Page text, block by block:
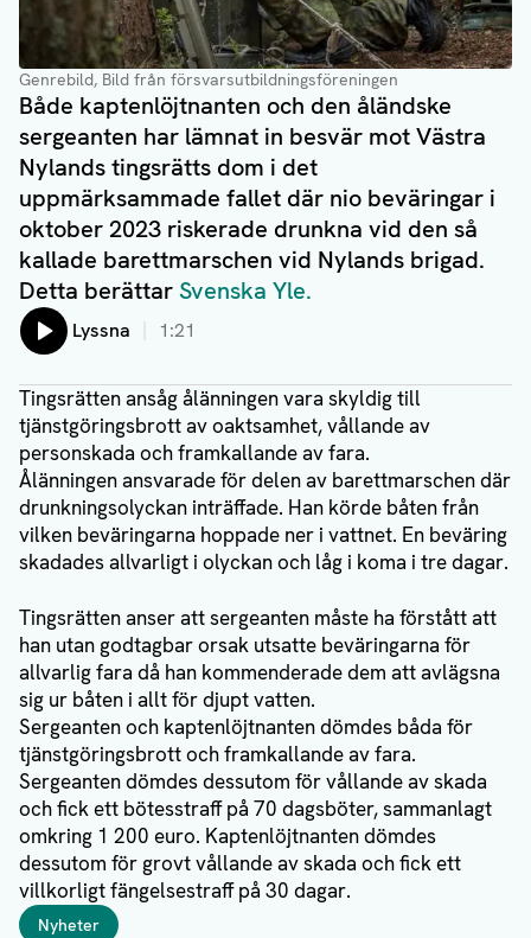
Genrebild, Bild från försvarsutbildningsföreningen
Både kaptenlöjtnanten och den åländske
sergeanten har lämnat in besvär mot Västra
Nylands tingsrätts dom i det
uppmärksammade fallet där nio beväringar i
oktober 2023 riskerade drunkna vid den så
kallade barettmarschen vid Nylands brigad.
Detta berättarSvenska Yle.
Lyssna 1:21
Tingsrätten ansåg ålänningen vara skyldig till
tjänstgöringsbrott av oaktsamhet, vållande av
personskada och framkallande av fara.
Ålänningen ansvarade för delen av barettmarschen där
drunkningsolyckan inträffade. Han körde båten från
vilken beväringarna hoppade ner i vattnet. En beväring
skadades allvarligt i olyckan och låg i koma i tre dagar.
Tingsrätten anser att sergeanten måste ha förstått att
han utan godtagbar orsak utsatte beväringarna för
allvarlig fara då han kommenderade dem att avlägsna
sig ur båten i allt för djupt vatten.
Sergeanten och kaptenlöjtnanten dömdes båda för
tjänstgöringsbrott och framkallande av fara.
Sergeanten dömdes dessutom för vållande av skada
och fick ett bötesstraff på 70 dagsböter, sammanlagt
omkring 1 200 euro. Kaptenlöjtnanten dömdes
dessutom för grovt vållande av skada och fick ett
villkorligt fängelsestraff på 30 dagar.
Taggar
Nyheter